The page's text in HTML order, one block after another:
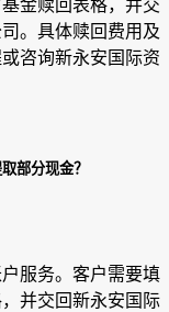
金赎回表格，并交
。具体赎回费用及
咨询新永安国际资
部分现金？
服务。客户需要填
并交回新永安国际